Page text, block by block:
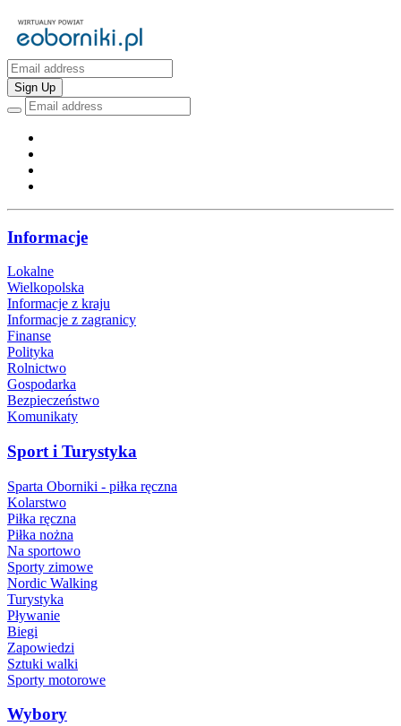
Sign Up
Informacje
Lokalne
Wielkopolska
Informacje z kraju
Informacje z zagranicy
Finanse
Polityka
Rolnictwo
Gospodarka
Bezpieczeństwo
Komunikaty
Sport i Turystyka
Sparta Oborniki - piłka ręczna
Kolarstwo
Piłka ręczna
Piłka nożna
Na sportowo
Sporty zimowe
Nordic Walking
Turystyka
Pływanie
Biegi
Zapowiedzi
Sztuki walki
Sporty motorowe
Wybory